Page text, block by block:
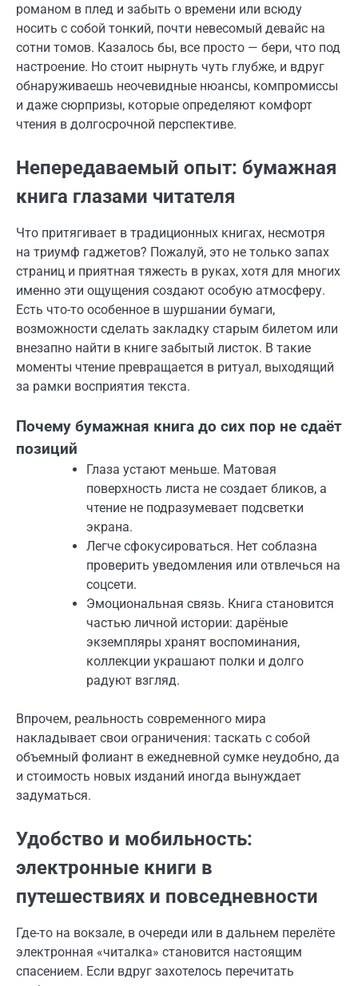
романом в плед и забыть о времени или всюду
носить с собой тонкий, почти невесомый девайс на
сотни томов. Казалось бы, все просто — бери, что под
настроение. Но стоит нырнуть чуть глубже, и вдруг
обнаруживаешь неочевидные нюансы, компромиссы
и даже сюрпризы, которые определяют комфорт
чтения в долгосрочной перспективе.
Непередаваемый опыт: бумажная
книга глазами читателя
Что притягивает в традиционных книгах, несмотря
на триумф гаджетов? Пожалуй, это не только запах
страниц и приятная тяжесть в руках, хотя для многих
именно эти ощущения создают особую атмосферу.
Есть что-то особенное в шуршании бумаги,
возможности сделать закладку старым билетом или
внезапно найти в книге забытый листок. В такие
моменты чтение превращается в ритуал, выходящий
за рамки восприятия текста.
Почему бумажная книга до сих пор не сдаёт
позиций
Глаза устают меньше. Матовая
поверхность листа не создает бликов, а
чтение не подразумевает подсветки
экрана.
Легче сфокусироваться. Нет соблазна
проверить уведомления или отвлечься на
соцсети.
Эмоциональная связь. Книга становится
частью личной истории: дарёные
экземпляры хранят воспоминания,
коллекции украшают полки и долго
радуют взгляд.
Впрочем, реальность современного мира
накладывает свои ограничения: таскать с собой
объемный фолиант в ежедневной сумке неудобно, да
и стоимость новых изданий иногда вынуждает
задуматься.
Удобство и мобильность:
электронные книги в
путешествиях и повседневности
Где-то на вокзале, в очереди или в дальнем перелёте
электронная «читалка» становится настоящим
спасением. Если вдруг захотелось перечитать